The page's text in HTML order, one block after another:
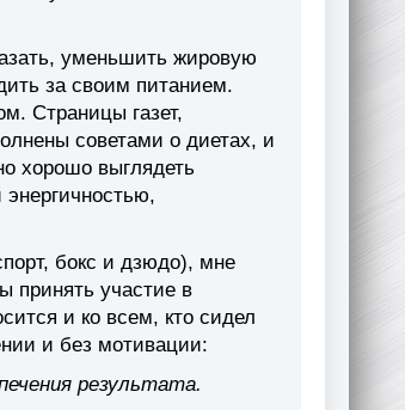
уменьшить жировую
за своим питанием.
Страницы газет,
советами о диетах, и
хорошо выглядеть
бокс и дзюдо), мне
принять участие в
и ко всем, кто сидел
и без мотивации:
результата.